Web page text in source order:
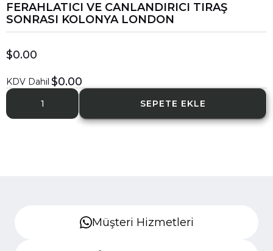
FERAHLATICI VE CANLANDIRICI TIRAŞ
SONRASI KOLONYA LONDON
$0.00
KDV Dahil $0.00
Müşteri Hizmetleri